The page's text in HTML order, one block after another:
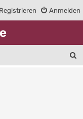
Anmelden
Registrieren